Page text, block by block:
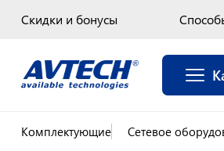
Скидки и бонусы
Комплектующие Сетевое